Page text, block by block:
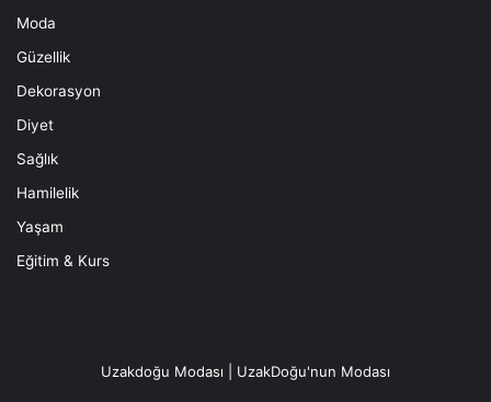
Moda
Güzellik
Dekorasyon
Diyet
Sağlık
Hamilelik
Yaşam
Eğitim & Kurs
Uzakdoğu Modası | UzakDoğu'nun Modası